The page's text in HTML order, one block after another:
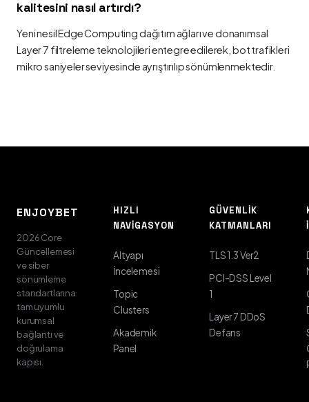
kalitesini nasıl artırdı?
Yeni nesil Edge Computing dağıtım ağları ve donanımsal
Layer 7 filtreleme teknolojileri entegre edilerek, bot trafikleri
mikro saniyeler seviyesinde ayrıştırılıp sönümlenmektedir.
ENJOYBET
2026 Core
Güncellemesi
ve siber
sönümleme
standartlarına
tam uyumlu
kurumsal
bağlantı ve
doğrulama
kapısı.
HIZLI
NAVIGASYON
Altyapı
İncelemesi
Topic
Clusters
Akademik
Panel
GÜVENLIK
KATMANLARI
TLS 1.3 Ver2
PCI-DSS Level
1
Layer 7 DDoS
Defans